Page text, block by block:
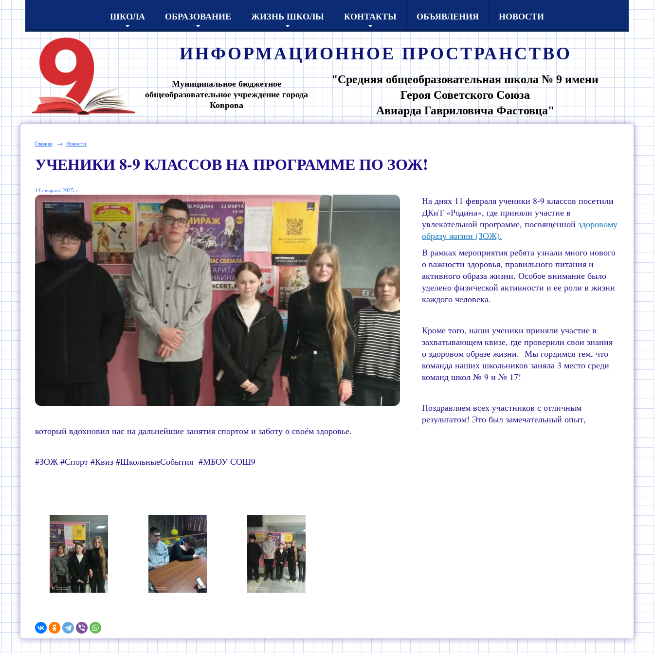
ШКОЛА ОБРАЗОВАНИЕ ЖИЗНЬ ШКОЛЫ КОНТАКТЫ ОБЪЯВЛЕНИЯ НОВОСТИ
ИНФОРМАЦИОННОЕ ПРОСТРАНСТВО
Муниципальное бюджетное
общеобразовательное учреждение города
Коврова
"Средняя общеобразовательная школа № 9 имени
Героя Советского Союза
Авиарда Гавриловича Фастовца"
Главная → Новости
УЧЕНИКИ 8-9 КЛАССОВ НА ПРОГРАММЕ ПО ЗОЖ!
14 февраля 2025 г.
На днях 11 февраля ученики 8-9 классов посетили
ДКиТ «Родина», где приняли участие в
увлекательной программе, посвященной здоровому
образу жизни (ЗОЖ).
В рамках мероприятия ребята узнали много нового
о важности здоровья, правильного питания и
активного образа жизни. Особое внимание было
уделено физической активности и ее роли в жизни
каждого человека.
Кроме того, наши ученики приняли участие в
захватывающем квизе, где проверили свои знания
о здоровом образе жизни. Мы гордимся тем, что
команда наших школьников заняла 3 место среди
команд школ № 9 и № 17!
Поздравляем всех участников с отличным
результатом! Это был замечательный опыт,
который вдохновил нас на дальнейшие занятия спортом и заботу о своём здоровье.
#ЗОЖ #Спорт #Квиз #ШкольныеСобытия #МБОУ СОШ9